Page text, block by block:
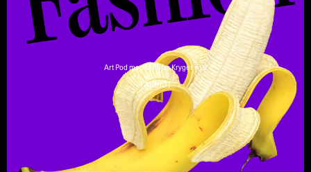
Art Pod med Mathias Kryger #19
( AUDIO )